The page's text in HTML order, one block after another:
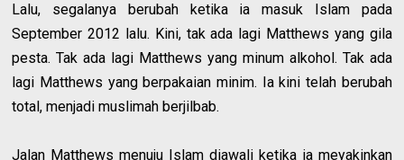
Lalu, segalanya berubah ketika ia masuk Islam pada
September 2012 lalu. Kini, tak ada lagi Matthews yang gila
pesta. Tak ada lagi Matthews yang minum alkohol. Tak ada
lagi Matthews yang berpakaian minim. Ia kini telah berubah
total, menjadi muslimah berjilbab.
Jalan Matthews menuju Islam diawali ketika ia meyakinkan